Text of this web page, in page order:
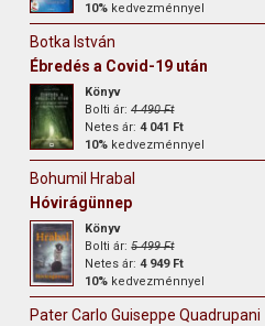
10% kedvezménnyel
Botka István
Ébredés a Covid-19 után
Könyv
Bolti ár:4 490 Ft
Netes ár:4 041 Ft
10% kedvezménnyel
Bohumil Hrabal
Hóvirágünnep
Könyv
Bolti ár:5 499 Ft
Netes ár:4 949 Ft
10% kedvezménnyel
Pater Carlo Guiseppe Quadrupani